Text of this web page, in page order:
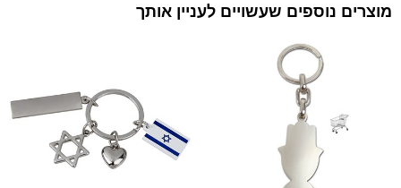
מוצרים נוספים שעשויים לעניין אותך